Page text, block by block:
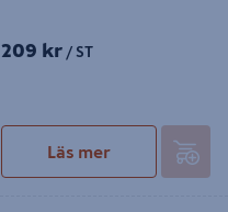
209 kr / ST
Läs mer